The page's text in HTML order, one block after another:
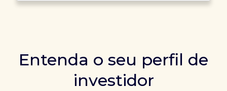
Entenda o seu perfil de
investidor